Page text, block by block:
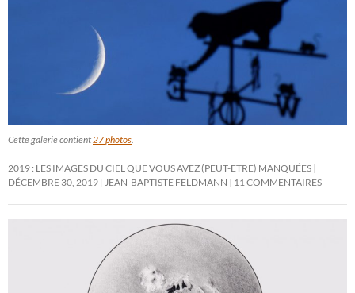
Cette galerie contient27 photos.
2019 : LES IMAGES DU CIEL QUE VOUS AVEZ (PEUT-ÊTRE) MANQUÉES
DÉCEMBRE 30, 2019 JEAN-BAPTISTE FELDMANN 11 COMMENTAIRES